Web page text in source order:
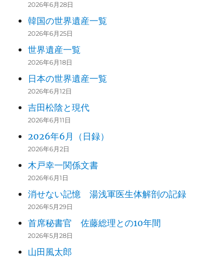
2026年6月28日
韓国の世界遺産一覧
2026年6月25日
世界遺産一覧
2026年6月18日
日本の世界遺産一覧
2026年6月12日
吉田松陰と現代
2026年6月11日
2026年6月（日録）
2026年6月2日
木戸幸一関係文書
2026年6月1日
消せない記憶 湯浅軍医生体解剖の記録
2026年5月29日
首席秘書官 佐藤総理との10年間
2026年5月28日
山田風太郎